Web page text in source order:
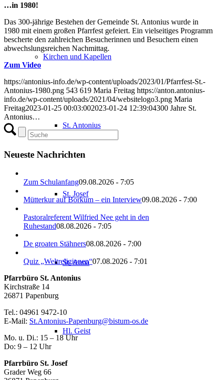
Kirchen und Kapellen
St. Antonius
St. Josef
St. Anna
Hl. Geist
…in 1980!
Das 300-jährige Bestehen der Gemeinde St. Antonius wurde in
1980 mit einem großen Pfarrfest gefeiert. Ein vielseitiges Programm
bescherte den zahlreichen Besucherinnen und Besuchern einen
abwechslungsreichen Nachmittag.
Zum Video
https://antonius-info.de/wp-content/uploads/2023/01/Pfarrfest-St.-
Antonius-1980.png 543 619 Maria Freitag https://anton.antonius-
info.de/wp-content/uploads/2021/04/websitelogo3.png Maria
Freitag2023-01-25 00:03:002023-01-24 12:39:04300 Jahre St.
Antonius…
Neueste Nachrichten
Zum Schulanfang09.08.2026 - 7:05
Mütterkur auf Borkum – ein Interview09.08.2026 - 7:00
Pastoralreferent Wilfried Nee geht in den
Ruhestand08.08.2026 - 7:05
De groaten Stähners08.08.2026 - 7:00
Quiz „Weltreligionen“07.08.2026 - 7:01
Pfarrbüro St. Antonius
Kirchstraße 14
26871 Papenburg
Tel.: 04961 9472-10
E-Mail: St.Antonius-Papenburg@bistum-os.de
Mo. u. Di.: 15 – 18 Uhr
Do: 9 – 12 Uhr
Pfarrbüro St. Josef
Grader Weg 66